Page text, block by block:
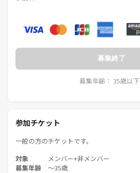
募集終了
募集年齢： 35歳以下
参加チケット
一般の方のチケットです。
対象
メンバー+非メンバー
募集年齢 〜35歳